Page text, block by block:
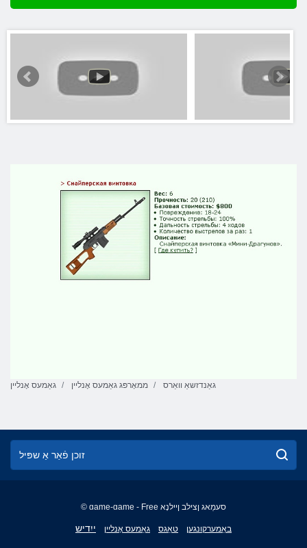
גאַמעס אָנליין ממאָרפּג גאַמעס אָנליין גאַנדזשאַ וואַרס
© game-game - Free סעמַאג ןצילב ןיילנָא
ייִדישEnglish
גאַמעס אָנליין טאַגס באַמערקונגען